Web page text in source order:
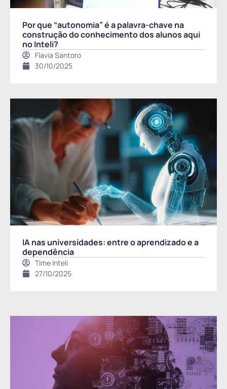
Por que “autonomia” é a palavra-chave na
construção do conhecimento dos alunos aqui
no Inteli?
Flavia Santoro
30/10/2025
IA nas universidades: entre o aprendizado e a
dependência
Time Inteli
27/10/2025